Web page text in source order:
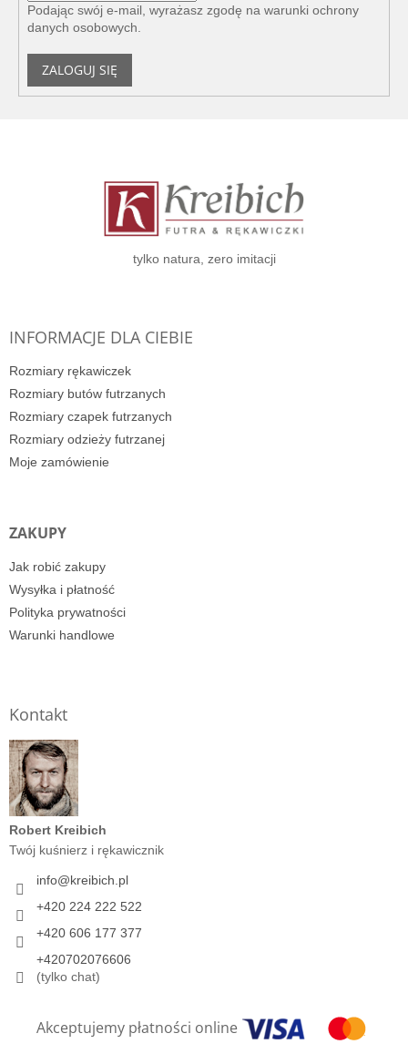
Podając swój e-mail, wyrażasz zgodę na warunki ochrony
danych osobowych
ZALOGUJ SIĘ
tylko natura, zero imitacji
INFORMACJE DLA CIEBIE
Rozmiary rękawiczek
Rozmiary butów futrzanych
Rozmiary czapek futrzanych
Rozmiary odzieży futrzanej
Moje zamówienie
ZAKUPY
Jak robić zakupy
Wysyłka i płatność
Polityka prywatności
Warunki handlowe
Kontakt
Robert Kreibich
Twój kuśnierz i rękawicznik
info@kreibich.pl
+420 224 222 522
+420 606 177 377
+420702076606
(tylko chat)
Akceptujemy płatności online